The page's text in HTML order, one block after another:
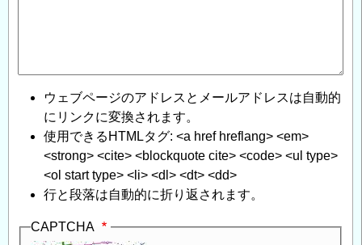
ウェブページのアドレスとメールアドレスは自動的
にリンクに変換されます。
使用できるHTMLタグ: <a href hreflang> <em>
<strong> <cite> <blockquote cite> <code> <ul type>
<ol start type> <li> <dl> <dt> <dd>
行と段落は自動的に折り返されます。
CAPTCHA